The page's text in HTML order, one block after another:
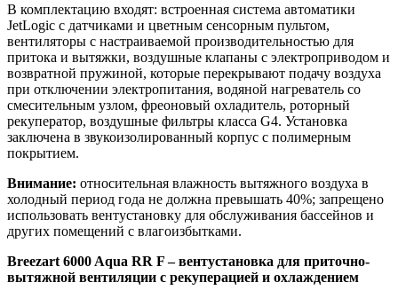
В комплектацию входят: встроенная система автоматики
JetLogic с датчиками и цветным сенсорным пультом,
вентиляторы с настраиваемой производительностью для
притока и вытяжки, воздушные клапаны с электроприводом и
возвратной пружиной, которые перекрывают подачу воздуха
при отключении электропитания, водяной нагреватель со
смесительным узлом, фреоновый охладитель, роторный
рекуператор, воздушные фильтры класса G4. Установка
заключена в звукоизолированный корпус с полимерным
покрытием.
Внимание: относительная влажность вытяжного воздуха в
холодный период года не должна превышать 40%; запрещено
использовать вентустановку для обслуживания бассейнов и
других помещений с влагоизбытками.
Breezart 6000 Aqua RR F – вентустановка для приточно-
вытяжной вентиляции с рекуперацией и охлаждением